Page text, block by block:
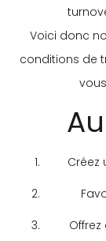
Voici donc
conditions de
Créez